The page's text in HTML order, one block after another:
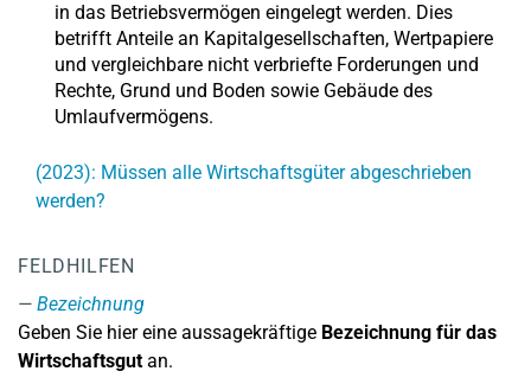
in das Betriebsvermögen eingelegt werden. Dies
betrifft Anteile an Kapitalgesellschaften, Wertpapiere
und vergleichbare nicht verbriefte Forderungen und
Rechte, Grund und Boden sowie Gebäude des
Umlaufvermögens.
(2023): Müssen alle Wirtschaftsgüter abgeschrieben
werden?
FELDHILFEN
Bezeichnung
Geben Sie hier eine aussagekräftige Bezeichnung für das
Wirtschaftsgutan.